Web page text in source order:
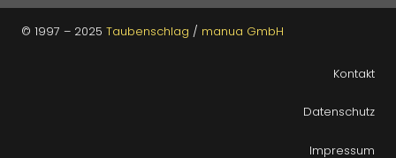
© 1997 – 2025 Taubenschlag / manua GmbH
Kontakt
Datenschutz
Impressum